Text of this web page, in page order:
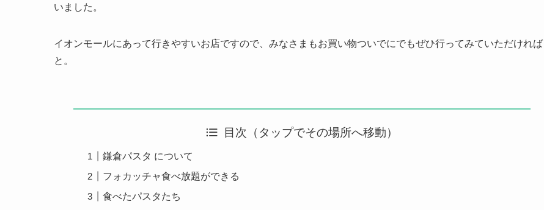
いました。
イオンモールにあって行きやすいお店ですので、みなさまもお買い物ついでにでもぜひ行ってみていただければ
と。
目次（タップでその場所へ移動）
鎌倉パスタ について
フォカッチャ食べ放題ができる
食べたパスタたち